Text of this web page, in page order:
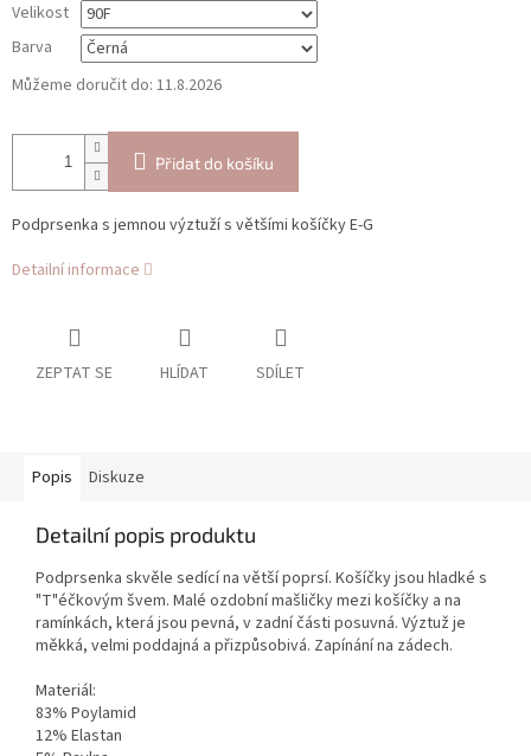
Velikost
Barva
Můžeme doručit do: 11.8.2026
Přidat do košíku
Podprsenka s jemnou výztuží s většími košíčky E-G
Detailní informace
ZEPTAT SE HLÍDAT SDÍLET
Popis Diskuze
Detailní popis produktu
Podprsenka skvěle sedící na větší poprsí. Košíčky jsou hladké s
"T"éčkovým švem. Malé ozdobní mašličky mezi košíčky a na
ramínkách, která jsou pevná, v zadní části posuvná. Výztuž je
měkká, velmi poddajná a přizpůsobivá. Zapínání na zádech.
Materiál:
83% Poylamid
12% Elastan